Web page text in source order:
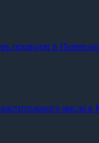
проводят в
масла в